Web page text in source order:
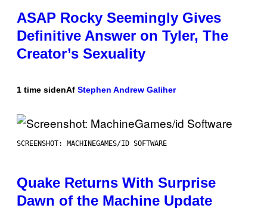
ASAP Rocky Seemingly Gives
Definitive Answer on Tyler, The
Creator’s Sexuality
1 time sidenAf Stephen Andrew Galiher
SCREENSHOT: MACHINEGAMES/ID SOFTWARE
Quake Returns With Surprise
Dawn of the Machine Update